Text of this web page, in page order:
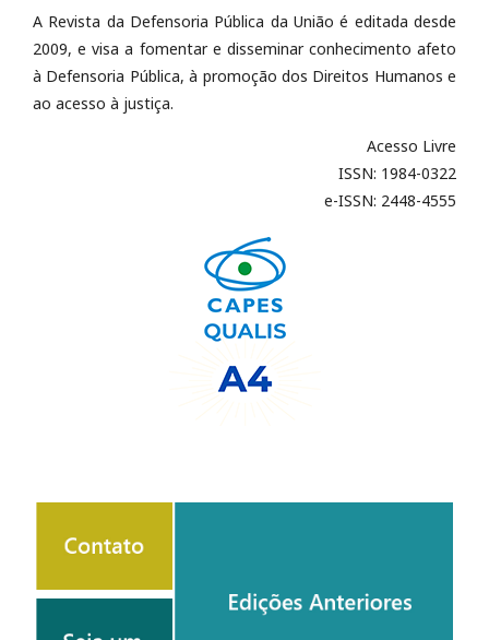
A Revista da Defensoria Pública da União é editada desde
2009, e visa a fomentar e disseminar conhecimento afeto
à Defensoria Pública, à promoção dos Direitos Humanos e
ao acesso à justiça.
Acesso Livre
ISSN: 1984-0322
e-ISSN: 2448-4555